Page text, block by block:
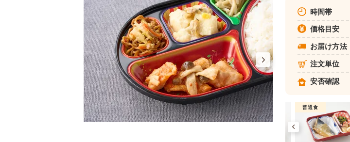
時間帯
価格目安
お届け方法
注文単位
安否確認
制限食 制限食 介護食 普通食